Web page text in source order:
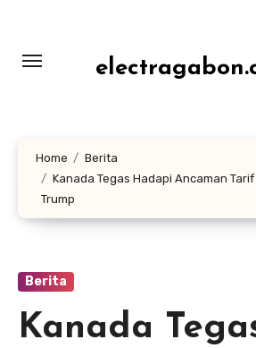
konten
Home
Berita
Kanada Tegas Hadapi Ancaman
Trump
Berita
Kanada